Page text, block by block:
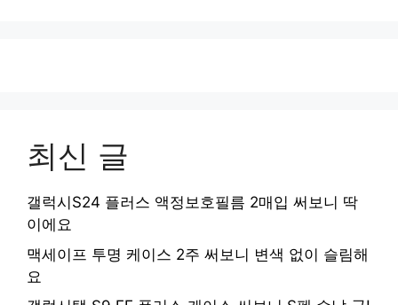
최신 글
갤럭시S24 플러스 액정보호필름 2매입 써보니 딱
이에요
맥세이프 투명 케이스 2주 써보니 변색 없이 슬림해
요